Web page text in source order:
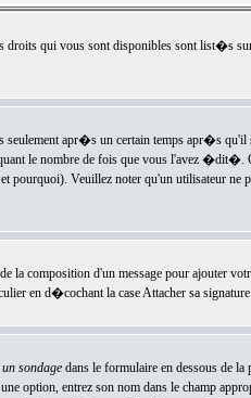
droits qui vous sont disponibles sont list�s
seulement apr�s un certain temps apr�s
le nombre de fois que vous l'avez �dit�.
Veuillez noter qu'un utilisateur ne
la composition d'un message pour ajouter
en d�cochant la case Attacher sa
sondagedans le formulaire en dessous de la
option, entrez son nom dans le champ